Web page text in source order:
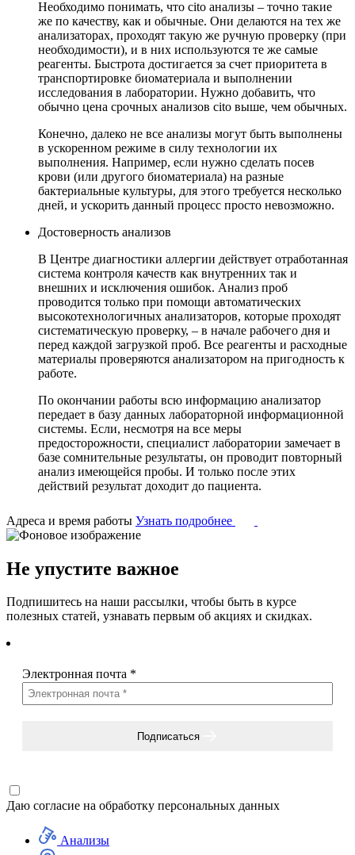
Необходимо понимать, что cito анализы – точно такие
же по качеству, как и обычные. Они делаются на тех же
анализаторах, проходят такую же ручную проверку (при
необходимости), и в них используются те же самые
реагенты. Быстрота достигается за счет приоритета в
транспортировке биоматериала и выполнении
исследования в лаборатории. Нужно добавить, что
обычно цена срочных анализов cito выше, чем обычных.
Конечно, далеко не все анализы могут быть выполнены
в ускоренном режиме в силу технологии их
выполнения. Например, если нужно сделать посев
крови (или другого биоматериала) на разные
бактериальные культуры, для этого требуется несколько
дней, и ускорить данный процесс просто невозможно.
Достоверность анализов
В Центре диагностики аллергии действует отработанная
система контроля качеств как внутренних так и
внешних и исключения ошибок. Анализ проб
проводится только при помощи автоматических
высокотехнологичных анализаторов, которые проходят
систематическую проверку, – в начале рабочего дня и
перед каждой загрузкой проб. Все реагенты и расходные
материалы проверяются анализатором на пригодность к
работе.
По окончании работы всю информацию анализатор
передает в базу данных лабораторной информационной
системы. Если, несмотря на все меры
предосторожности, специалист лаборатории замечает в
базе сомнительные результаты, он проводит повторный
анализ имеющейся пробы. И только после этих
действий результат доходит до пациента.
Адреса и время работы Узнать подробнее
Не упустите важное
Подпишитесь на наши рассылки, чтобы быть в курсе
полезных статей, узнавать первым об акциях и скидках.
Электронная почта *
Подписаться
Даю согласие на обработку персональных данных
Анализы